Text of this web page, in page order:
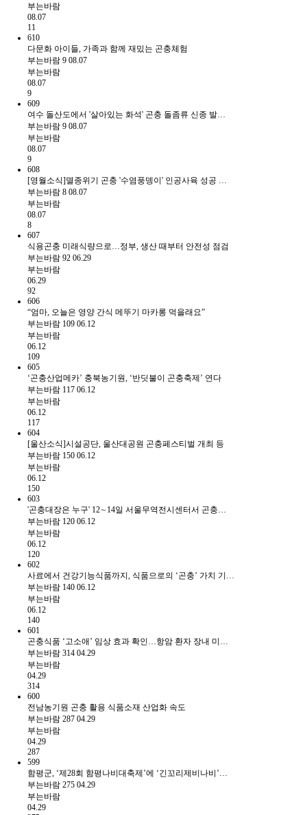
부는바람
08.07
11
610
다문화 아이들, 가족과 함께 재밌는 곤충체험
부는바람 9 08.07
부는바람
08.07
9
609
여수 돌산도에서 '살아있는 화석' 곤충 돌좀류 신종 발…
부는바람 9 08.07
부는바람
08.07
9
608
[영월소식]멸종위기 곤충 '수염풍뎅이' 인공사육 성공 …
부는바람 8 08.07
부는바람
08.07
8
607
식용곤충 미래식량으로…정부, 생산 때부터 안전성 점검
부는바람 92 06.29
부는바람
06.29
92
606
“엄마, 오늘은 영양 간식 메뚜기 마카롱 먹을래요”
부는바람 109 06.12
부는바람
06.12
109
605
‘곤충산업메카’ 충북농기원, ‘반딧불이 곤충축제’ 연다
부는바람 117 06.12
부는바람
06.12
117
604
[울산소식]시설공단, 울산대공원 곤충페스티벌 개최 등
부는바람 150 06.12
부는바람
06.12
150
603
'곤충대장은 누구' 12∼14일 서울무역전시센터서 곤충…
부는바람 120 06.12
부는바람
06.12
120
602
사료에서 건강기능식품까지, 식품으로의 ‘곤충’ 가치 기…
부는바람 140 06.12
부는바람
06.12
140
601
곤충식품 ‘고소애’ 임상 효과 확인…항암 환자 장내 미…
부는바람 314 04.29
부는바람
04.29
314
600
전남농기원 곤충 활용 식품소재 산업화 속도
부는바람 287 04.29
부는바람
04.29
287
599
함평군, ‘제28회 함평나비대축제’에 ‘긴꼬리제비나비’…
부는바람 275 04.29
부는바람
04.29